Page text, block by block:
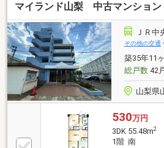
マイランド山梨 中古マンション
ＪＲ中
その他の交通
築35年11
総戸数42
山梨県
530万円
3DK 55.48m2
1階 南